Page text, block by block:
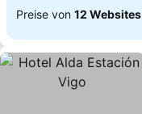
Preise von 12 Websites